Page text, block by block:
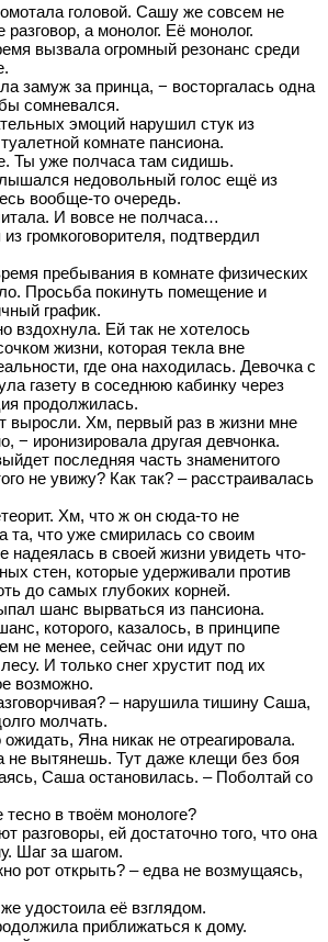
головой. Сашу же совсем не
разговор, а монолог. Её монолог.
вызвала огромный резонанс среди
замуж за принца, − восторгалась одна
сомневался.
эмоций нарушил стук из
комнате пансиона.
Ты уже полчаса там сидишь.
недовольный голос ещё из
вообще-то очередь.
И вовсе не полчаса…
громкоговорителя, подтвердил
пребывания в комнате физических
Просьба покинуть помещение и
график.
вздохнула. Ей так не хотелось
жизни, которая текла вне
где она находилась. Девочка с
газету в соседнюю кабинку через
продолжилась.
выросли. Хм, первый раз в жизни мне
− иронизировала другая девчонка.
последняя часть знаменитого
не увижу? Как так? – расстраивалась
Хм, что ж он сюда-то не
та, что уже смирилась со своим
надеялась в своей жизни увидеть что-
стен, которые удерживали против
до самых глубоких корней.
шанс вырваться из пансиона.
которого, казалось, в принципе
не менее, сейчас они идут по
И только снег хрустит под их
возможно.
– нарушила тишину Саша,
молчать.
Яна никак не отреагировала.
не вытянешь. Тут даже клещи без боя
Саша остановилась. – Поболтай со
в твоём монологе?
разговоры, ей достаточно того, что она
Шаг за шагом.
рот открыть? – едва не возмущаясь,
удостоила её взглядом.
приближаться к дому.